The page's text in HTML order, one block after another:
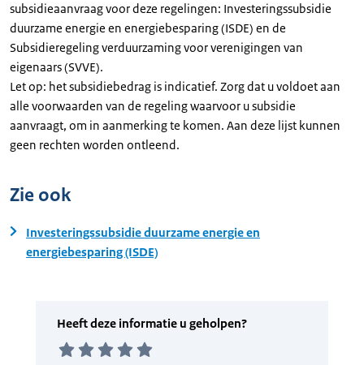
subsidieaanvraag voor deze regelingen: Investeringssubsidie
duurzame energie en energiebesparing (ISDE) en de
Subsidieregeling verduurzaming voor verenigingen van
eigenaars (SVVE).
Let op: het subsidiebedrag is indicatief. Zorg dat u voldoet aan
alle voorwaarden van de regeling waarvoor u subsidie
aanvraagt, om in aanmerking te komen. Aan deze lijst kunnen
geen rechten worden ontleend.
Zie ook
Investeringssubsidie duurzame energie en
energiebesparing (ISDE)